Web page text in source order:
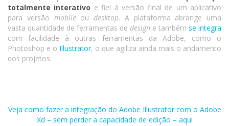
totalmente interativo e fiel à versão final de um aplicativo
para versão mobileou desktop. A plataforma abrange uma
vasta quantidade de ferramentas de design e também se integra
com facilidade à outras ferramentas da Adobe, como o
Photoshop e o Illustrator, o que agiliza ainda mais o andamento
dos projetos.
Veja como fazer a integração do Adobe Illustrator com o Adobe
Xd – sem perder a capacidade de edição – aqui